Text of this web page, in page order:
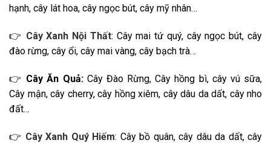
hạnh, cây lát hoa, cây ngọc bút, cây mỹ nhân…
👉 Cây Xanh Nội Thất: Cây mai tứ quý, cây ngọc bút, cây
đào rừng, cây ổi, cây mai vàng, cây bạch trà…
👉 Cây Ăn Quả:Cây Đào Rừng, Cây hồng bì, cây vú sữa,
Cây mận, cây cherry, cây hồng xiêm, cây dâu da dất, cây nho
đất…
👉 Cây Xanh Quý Hiếm: Cây bồ quân, cây dâu da dất, cây